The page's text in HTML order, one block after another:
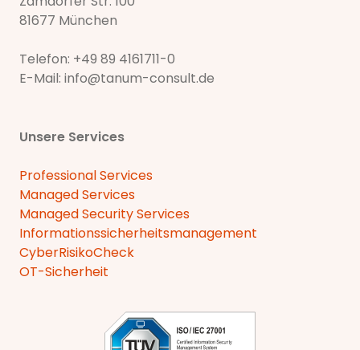
81677 München
Telefon: +49 89 4161711-0
E-Mail: info@tanum-consult.de
Unsere Services
Professional Services
Managed Services
Managed Security Services
Informationssicherheitsmanagement
CyberRisikoCheck
OT-Sicherheit